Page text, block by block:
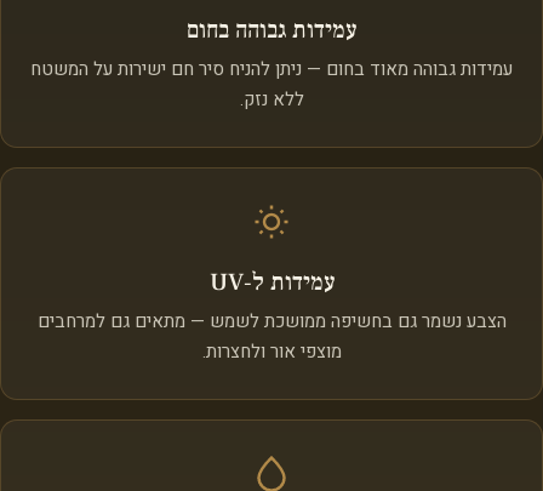
עמידות גבוהה בחום
עמידות גבוהה מאוד בחום — ניתן להניח סיר חם ישירות על המשטח
ללא נזק.
עמידות ל‑UV
הצבע נשמר גם בחשיפה ממושכת לשמש — מתאים גם למרחבים
מוצפי אור ולחצרות.